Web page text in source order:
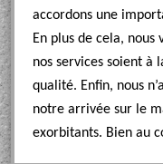
accordons une
En plus de cela,
nos services soient à
qualité. Enfin, nous
notre arrivée sur le
exorbitants. Bien au